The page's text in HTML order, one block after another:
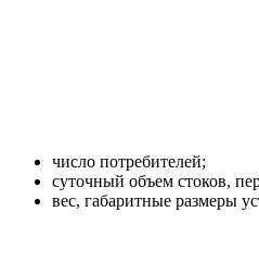
число потребителей;
суточный объем стоков,
вес, габаритные размеры